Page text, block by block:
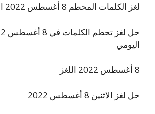
لغز الكلمات المحطم 8 أغسطس 2022 اللغز اليومي
اليومي
8 أغسطس 2022 اللغز
حل لغز الاثنين 8 أغسطس 2022